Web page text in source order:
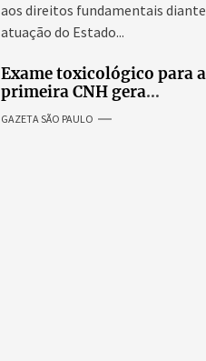
aos direitos fundamentais
atuação do Estado...
Exame toxicológico para a
primeira CNH gera
denúncias de cortes
excessivos de cabelo e
GAZETA SÃO PAULO